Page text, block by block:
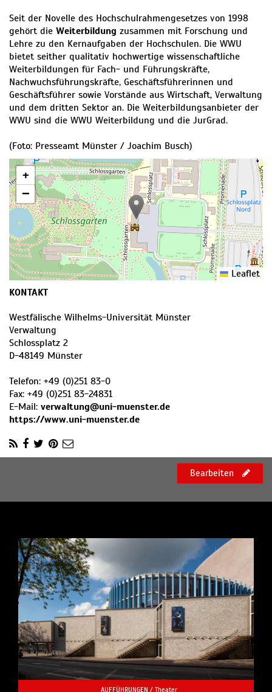
Seit der Novelle des Hochschulrahmengesetzes von 1998
gehört die Weiterbildung zusammen mit Forschung und
Lehre zu den Kernaufgaben der Hochschulen. Die WWU
bietet seither qualitativ hochwertige wissenschaftliche
Weiterbildungen für Fach- und Führungskräfte,
Nachwuchsführungskräfte, Geschäftsführerinnen und
Geschäftsführer sowie Vorstände aus Wirtschaft, Verwaltung
und dem dritten Sektor an. Die Weiterbildungsanbieter der
WWU sind die WWU Weiterbildung und die JurGrad.
(Foto: Presseamt Münster / Joachim Busch)
+
−
Leaflet
KONTAKT
Westfälische Wilhelms-Universität Münster
Verwaltung
Schlossplatz 2
D-48149 Münster
Telefon: +49 (0)251 83-0
Fax: +49 (0)251 83-24831
E-Mail: verwaltung@uni-muenster.de
https://www.uni-muenster.de
Bearbeiten
AUFFÜHRUNGEN / Theater